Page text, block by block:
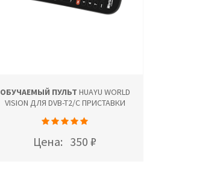
ОБУЧАЕМЫЙ ПУЛЬТ HUAYU WORLD
VISION ДЛЯ DVB-T2/C ПРИСТАВКИ
Цена: 350 ₽